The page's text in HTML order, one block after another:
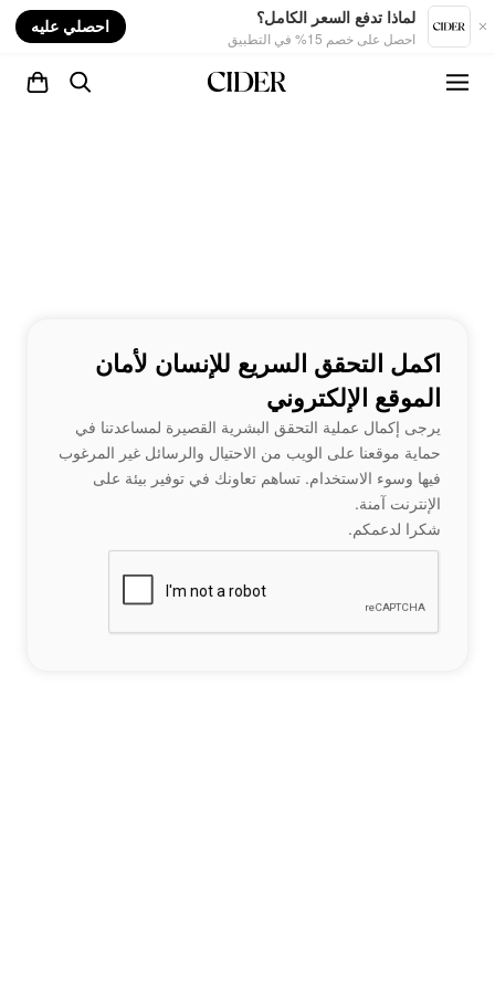
لماذا تدفع السعر الكامل؟
احصل على خصم 15% في التطبيق
احصلي عليه
اكمل التحقق السريع للإنسان لأمان
الموقع الإلكتروني
يرجى إكمال عملية التحقق البشرية القصيرة لمساعدتنا في
حماية موقعنا على الويب من الاحتيال والرسائل غير المرغوب
فيها وسوء الاستخدام. تساهم تعاونك في توفير بيئة على
الإنترنت آمنة.
شكرا لدعمكم.